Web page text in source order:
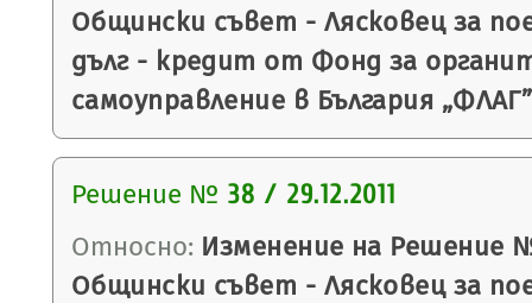
Общински съвет - Лясковец за
дълг - кредит от Фонд за
самоуправление в България
Решение № 38 / 29.12.2011
Относно: Изменение на Решение
Общински съвет - Лясковец за